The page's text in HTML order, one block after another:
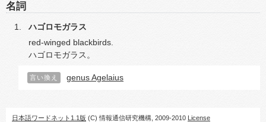
名詞
ハゴロモガラス
red-winged blackbirds.
ハゴロモガラス。
言い換え genus Agelaius
日本語ワードネット1.1版 (C) 情報通信研究機構, 2009-2010 License